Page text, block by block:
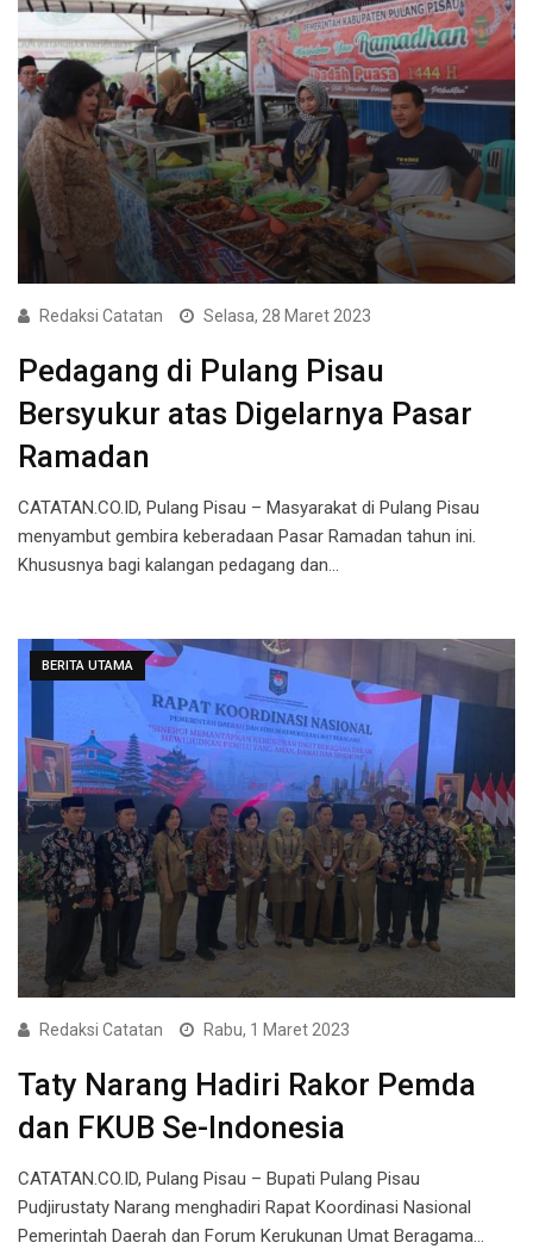
Redaksi Catatan Selasa, 28 Maret 2023
Pedagang di Pulang Pisau
Bersyukur atas Digelarnya Pasar
Ramadan
CATATAN.CO.ID, Pulang Pisau – Masyarakat di Pulang Pisau
menyambut gembira keberadaan Pasar Ramadan tahun ini.
Khususnya bagi kalangan pedagang dan…
BERITA UTAMA
Redaksi Catatan Rabu, 1 Maret 2023
Taty Narang Hadiri Rakor Pemda
dan FKUB Se-Indonesia
CATATAN.CO.ID, Pulang Pisau – Bupati Pulang Pisau
Pudjirustaty Narang menghadiri Rapat Koordinasi Nasional
Pemerintah Daerah dan Forum Kerukunan Umat Beragama…